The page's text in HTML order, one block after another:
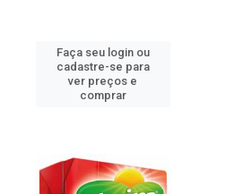
Faça seu login ou
cadastre-se para
ver preços e
comprar